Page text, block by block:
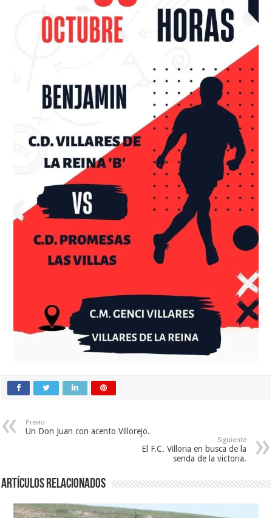
Previo
Un Don Juan con acento Villorejo.
Siguiente
El F.C. Villoria en busca de la
senda de la victoria.
Artículos relacionados